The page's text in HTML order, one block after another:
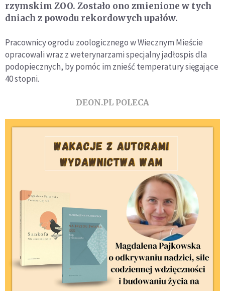
rzymskim ZOO. Zostało ono zmienione w tych
dniach z powodu rekordowych upałów.
Pracownicy ogrodu zoologicznego w Wiecznym Mieście
opracowali wraz z weterynarzami specjalny jadłospis dla
podopiecznych, by pomóc im znieść temperatury sięgające
40 stopni.
DEON.PL POLECA